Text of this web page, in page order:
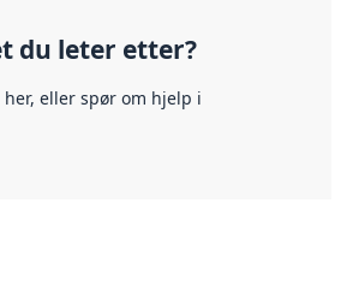
du leter etter?
her, eller spør om hjelp i